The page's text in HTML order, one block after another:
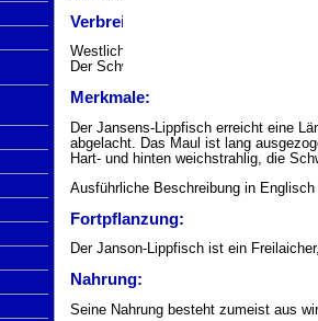
Verbreitung/Vorkommen:
Westlicher und Indopazikik:
Der Schwarzflossen-Lippfisch
Merkmale:
Der Jansens-Lippfisch erreicht eine
abgelacht. Das Maul ist lang
Hart- und hinten weichstrahlig, die
Ausführliche Beschreibung in
Fortpflanzung:
Der Janson-Lippfisch ist ein
Nahrung:
Seine Nahrung besteht zumeist aus